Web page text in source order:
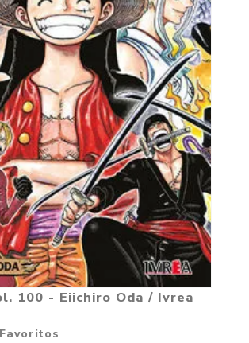
100 - Eiichiro Oda / Ivrea
Favoritos